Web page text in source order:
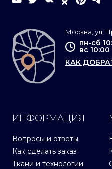
ИНФОРМАЦИЯ
Вопросы и ответы
Как сделать заказ
Ткани и технологии
Москва, ул.
пн-сб
вс 10:00
КАК